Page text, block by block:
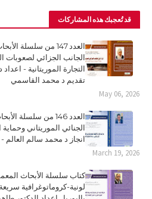
قد تُعجبك هذه المشاركات
العدد 147 من سلسلة
الجانب الجزائي لصعوبات
التجارة الموريتانية -
تقديم د محمد القاسمي
May 06, 2026
العدد 146 من سلسلة
الجنائي الموريتاني وحماية
انجاز د محمد سالم
March 19, 2026
لونية-كروماتوغرافية